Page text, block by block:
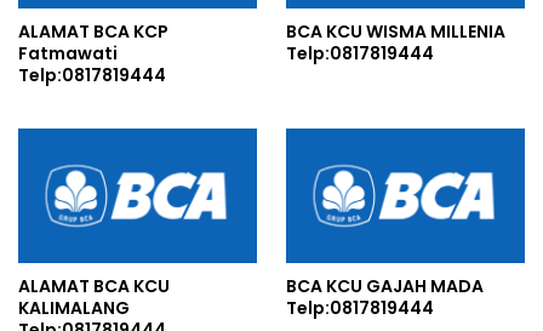
ALAMAT BCA KCP
Fatmawati
Telp:0817819444
BCA KCU WISMA MILLENIA
Telp:0817819444
ALAMAT BCA KCU
KALIMALANG
BCA KCU GAJAH MADA
Telp:0817819444